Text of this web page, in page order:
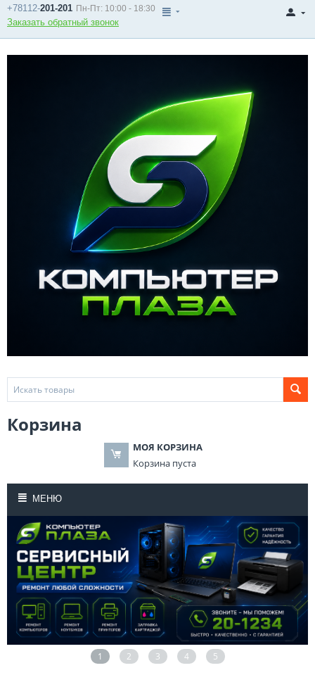
+78112-201-201 Пн-Пт: 10:00 - 18:30
Заказать обратный звонок
Корзина
МОЯ КОРЗИНА
Корзина пуста
МЕНЮ
1 2 3 4 5